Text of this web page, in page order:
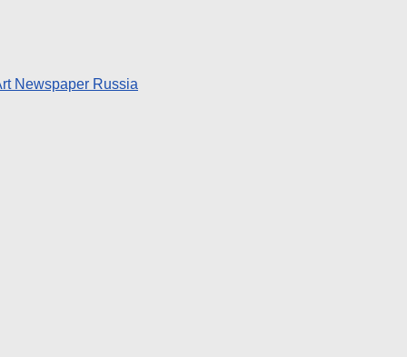
Newspaper Russia